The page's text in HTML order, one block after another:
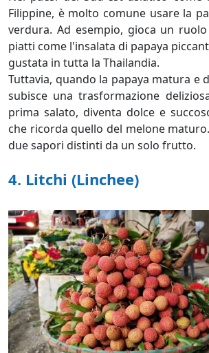
Filippine, è molto comune usare la
verdura. Ad esempio, gioca un
piatti come l'insalata di papaya
gustata in tutta la Thailandia.
Tuttavia, quando la papaya matura e
subisce una trasformazione
prima salato, diventa dolce e
che ricorda quello del melone
due sapori distinti da un solo frutto.
4. Litchi (Linchee)